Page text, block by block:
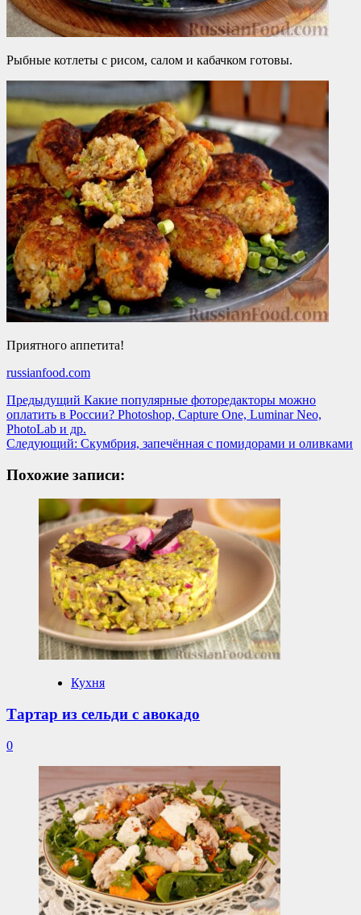
Рыбные котлеты с рисом, салом и кабачком готовы.
Приятного аппетита!
russianfood.com
Навигация
записи
Предыдущий Какие популярные фоторедакторы можно
оплатить в России? Photoshop, Capture One, Luminar Neo,
PhotoLab и др.
Следующий: Скумбрия, запечённая с помидорами и оливками
Похожие записи:
Кухня
Тартар из сельди с авокадо
0